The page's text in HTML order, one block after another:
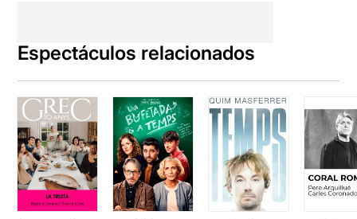
Espectáculos relacionados